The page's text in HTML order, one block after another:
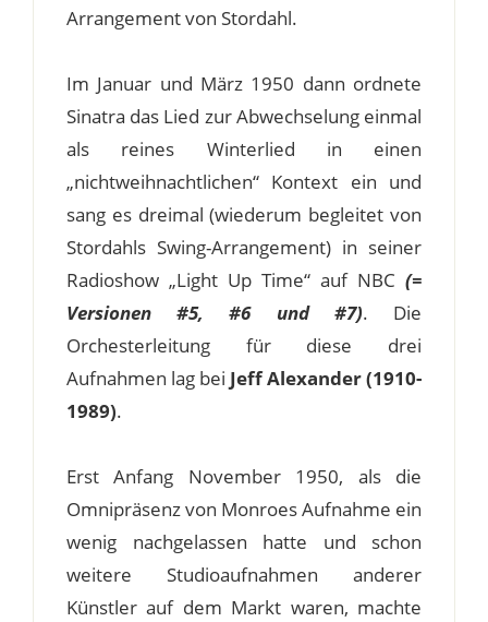
Arrangement von Stordahl.
Im Januar und März 1950 dann ordnete
Sinatra das Lied zur Abwechselung einmal
als reines Winterlied in einen
„nichtweihnachtlichen“ Kontext ein und
sang es dreimal (wiederum begleitet von
Stordahls Swing-Arrangement) in seiner
Radioshow „Light Up Time“ auf NBC (=
Versionen #5, #6 und #7). Die
Orchesterleitung für diese drei
Aufnahmen lag bei Jeff Alexander (1910-
1989).
Erst Anfang November 1950, als die
Omnipräsenz von Monroes Aufnahme ein
wenig nachgelassen hatte und schon
weitere Studioaufnahmen anderer
Künstler auf dem Markt waren, machte